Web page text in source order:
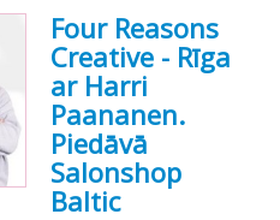
Four Reasons
Creative - Rīga
ar Harri
Paananen.
Piedāvā
Salonshop
Baltic